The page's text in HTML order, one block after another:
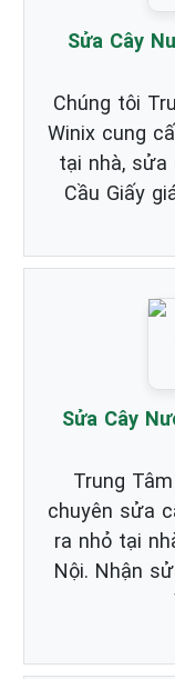
Sửa Cây
Chúng tôi
Winix cung
tại nhà, sửa
Cầu Giấy
Sửa Cây
Trung
chuyên sửa
ra nhỏ tại
Nội. Nhận